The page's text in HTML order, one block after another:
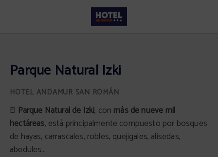
Parque Natural Izki
El Parque Natural de Izki, con más de nueve mil
hectáreas, está principalmente compuesto por bosques
de hayas, carrascales, robles, quejigales, alisedas,
abedules…